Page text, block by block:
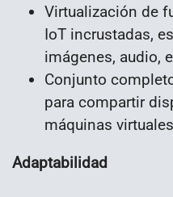
Virtualización de
IoT incrustadas,
imágenes, audio,
Conjunto
para compartir
máquinas virtuales
Adaptabilidad